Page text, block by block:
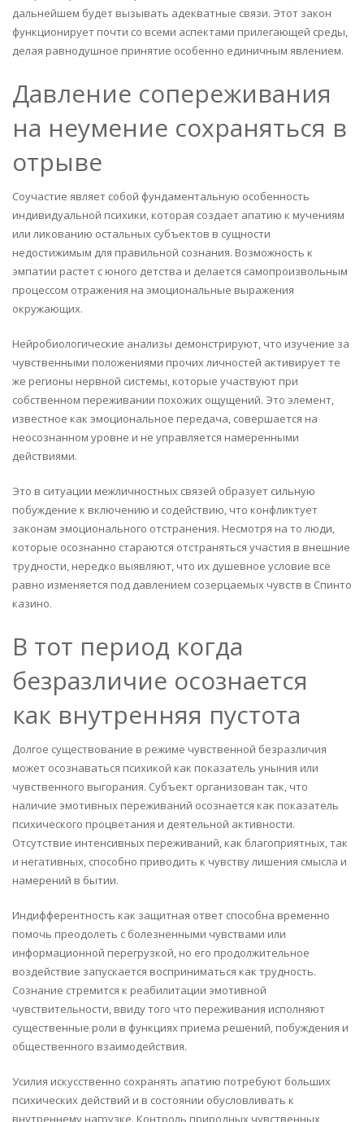
дальнейшем будет вызывать адекватные связи. Этот закон
функционирует почти со всеми аспектами прилегающей среды,
делая равнодушное принятие особенно единичным явлением.
Давление сопереживания
на неумение сохраняться в
отрыве
Соучастие являет собой фундаментальную особенность
индивидуальной психики, которая создает апатию к мучениям
или ликованию остальных субъектов в сущности
недостижимым для правильной сознания. Возможность к
эмпатии растет с юного детства и делается самопроизвольным
процессом отражения на эмоциональные выражения
окружающих.
Нейробиологические анализы демонстрируют, что изучение за
чувственными положениями прочих личностей активирует те
же регионы нервной системы, которые участвуют при
собственном переживании похожих ощущений. Это элемент,
известное как эмоциональное передача, совершается на
неосознанном уровне и не управляется намеренными
действиями.
Это в ситуации межличностных связей образует сильную
побуждение к включению и содействию, что конфликтует
законам эмоционального отстранения. Несмотря на то люди,
которые осознанно стараются отстраняться участия в внешние
трудности, нередко выявляют, что их душевное условие всё
равно изменяется под давлением созерцаемых чувств в Спинто
казино.
В тот период когда
безразличие осознается
как внутренняя пустота
Долгое существование в режиме чувственной безразличия
может осознаваться психикой как показатель уныния или
чувственного выгорания. Субъект организован так, что
наличие эмотивных переживаний осознается как показатель
психического процветания и деятельной активности.
Отсутствие интенсивных переживаний, как благоприятных, так
и негативных, способно приводить к чувству лишения смысла и
намерений в бытии.
Индифферентность как защитная ответ способна временно
помочь преодолеть с болезненными чувствами или
информационной перегрузкой, но его продолжительное
воздействие запускается восприниматься как трудность.
Сознание стремится к реабилитации эмотивной
чувствительности, ввиду того что переживания исполняют
существенные роли в функциях приема решений, побуждения и
общественного взаимодействия.
Усилия искусственно сохранять апатию потребуют больших
психических действий и в состоянии обусловливать к
внутреннему нагрузке. Контроль природных чувственных